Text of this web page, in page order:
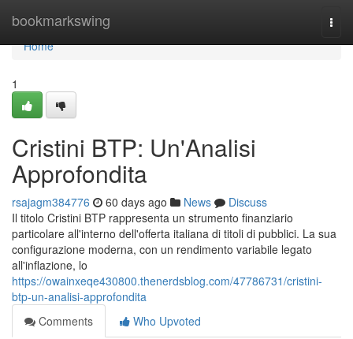
bookmarkswing
Home
Home
1
Cristini BTP: Un'Analisi
Approfondita
rsajagm384776 60 days ago News
Discuss
Il titolo Cristini BTP rappresenta un strumento finanziario
particolare all'interno dell'offerta italiana di titoli di pubblici. La sua
configurazione moderna, con un rendimento variabile legato
all'inflazione, lo
https://owainxeqe430800.thenerdsblog.com/47786731/cristini-
btp-un-analisi-approfondita
Comments
Who Upvoted